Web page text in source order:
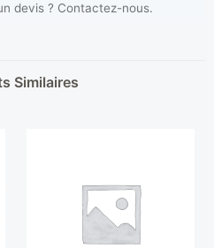
devis ? Contactez-nous.
Similaires